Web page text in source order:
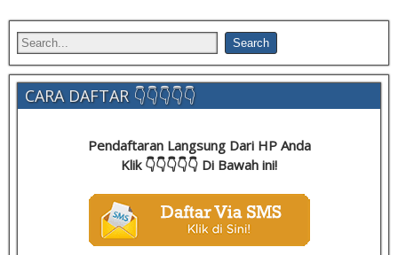
CARA DAFTAR 👇👇👇👇👇
Pendaftaran Langsung Dari HP Anda
Klik 👇👇👇👇👇 Di Bawah ini!